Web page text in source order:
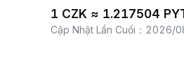
1 CZK ≈ 1.217504
Cập Nhật Lần Cuối ： 2026/